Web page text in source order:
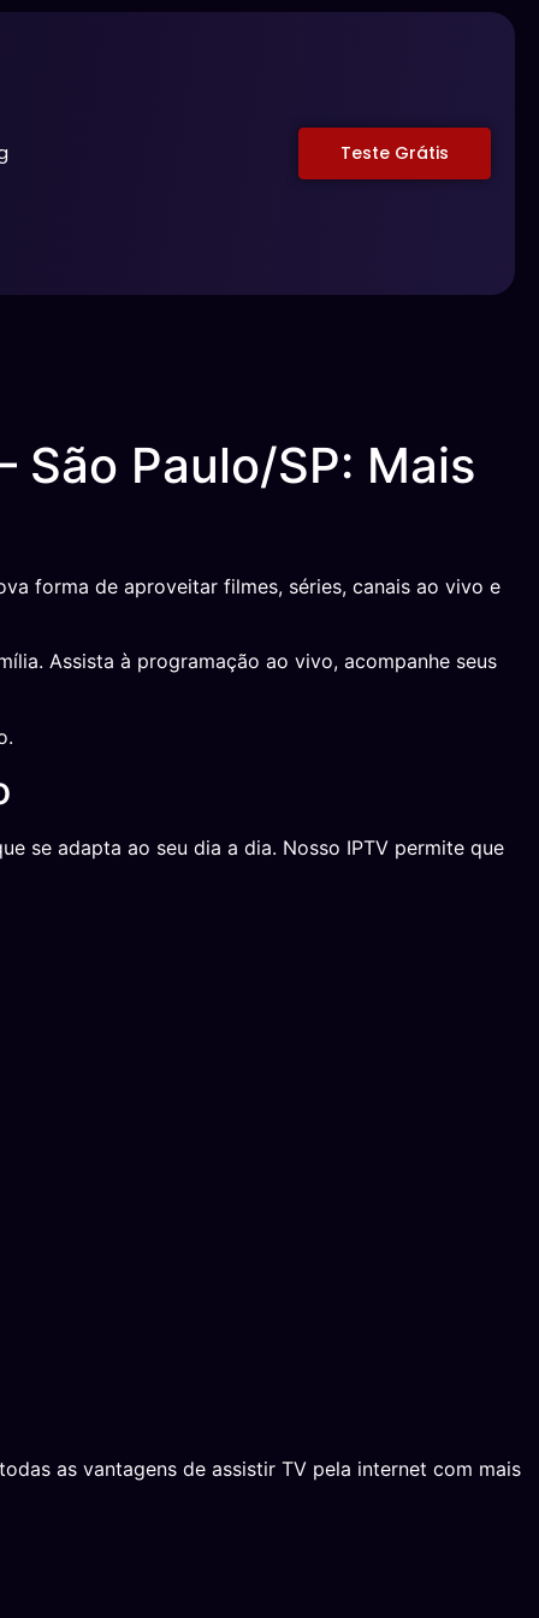
Teste Grátis
São Paulo/SP: Mais
forma de aproveitar filmes, séries, canais ao vivo e
Assista à programação ao vivo, acompanhe seus
se adapta ao seu dia a dia. Nosso IPTV permite que
as vantagens de assistir TV pela internet com mais